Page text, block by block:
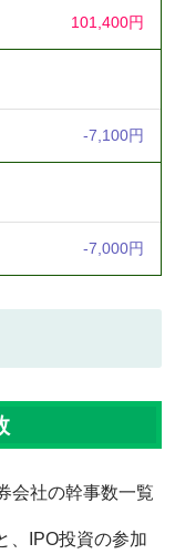
101,400円
-7,100円
-7,000円
会社の幹事数一覧
、IPO投資の参加